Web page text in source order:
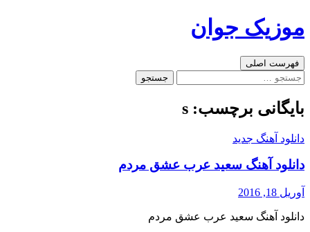
به
موزیک جوان
جست‌وجو
فهرست اصلی
جستجو
بایگانی برچسب: s
دانلود آهنگ جدید
دانلود آهنگ سعید عرب عشق مردم
آوریل 18, 2016
دانلود آهنگ سعید عرب عشق مردم